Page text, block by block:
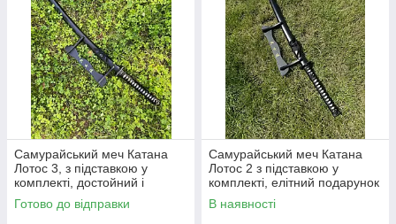
Самурайський меч Катана
Лотос 3, з підставкою у
комплекті, достойний і
солідний подарунок
чоловікові
Готово до відправки
Самурайський меч Катана
Лотос 2 з підставкою у
комплекті, елітний подарунок
чоловікові
В наявності